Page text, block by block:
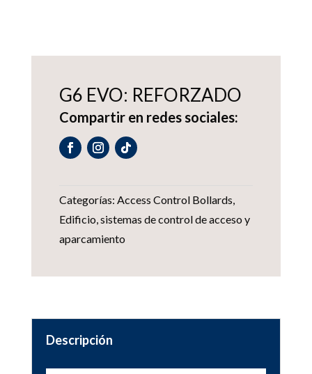
G6 EVO: REFORZADO
Compartir en redes sociales:
Categorías: Access Control Bollards,
Edificio,sistemas de control de acceso y
aparcamiento
Descripción